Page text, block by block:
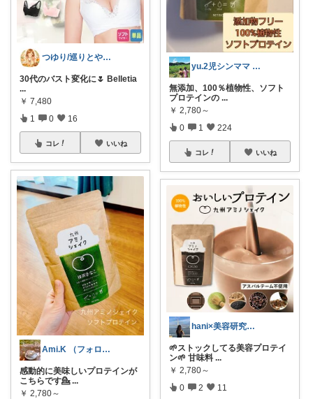
つゆり/巡りとやさしい美容🌿
30代のバスト変化に🌷 Belletia
...
￥ 7,480
1 0 16
コレ いいね
Ami.K （フォロワー様から購入💕）
感動的に美味しいプロテインが
こちらです💁‍ ...
￥ 2,780～
yu.2児シンママ いつも心から感謝です
無添加、100％植物性、ソフト
プロテインの ...
￥ 2,780～
0 1 224
コレ いいね
hani×美容研究家。
🌱ストックしてる美容プロテイ
ン🌱 甘味料 ...
￥ 2,780～
0 2 11